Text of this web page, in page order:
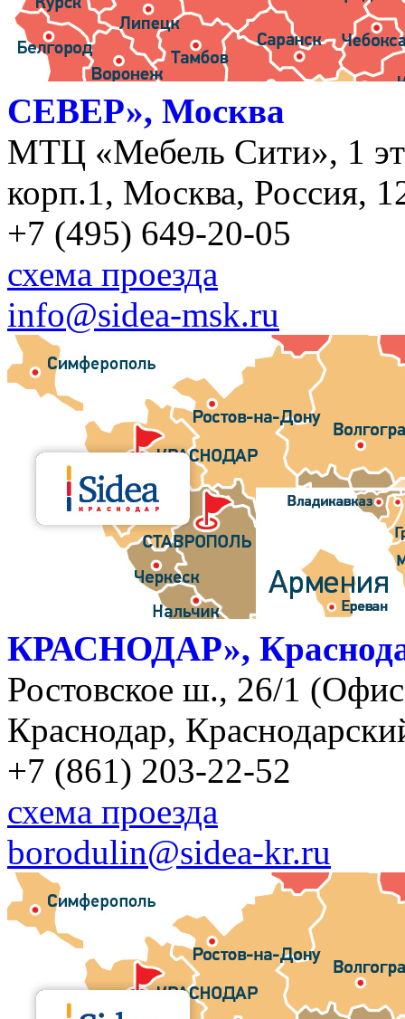
СЕВЕР», Москва
МТЦ «Мебель Сити», 1
корп.1, Москва, Россия,
+7 (495) 649-20-05
схема проезда
info@sidea-msk.ru
КРАСНОДАР»,
Ростовское ш., 26/1
Краснодар,
+7 (861) 203-22-52
схема проезда
borodulin@sidea-kr.ru